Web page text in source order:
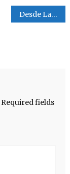
Desde La Carbonifera
Required fields